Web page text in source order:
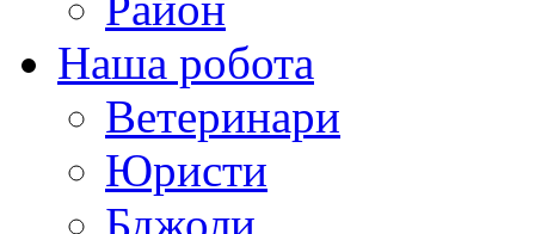
Наша робота
Ветеринари
Юристи